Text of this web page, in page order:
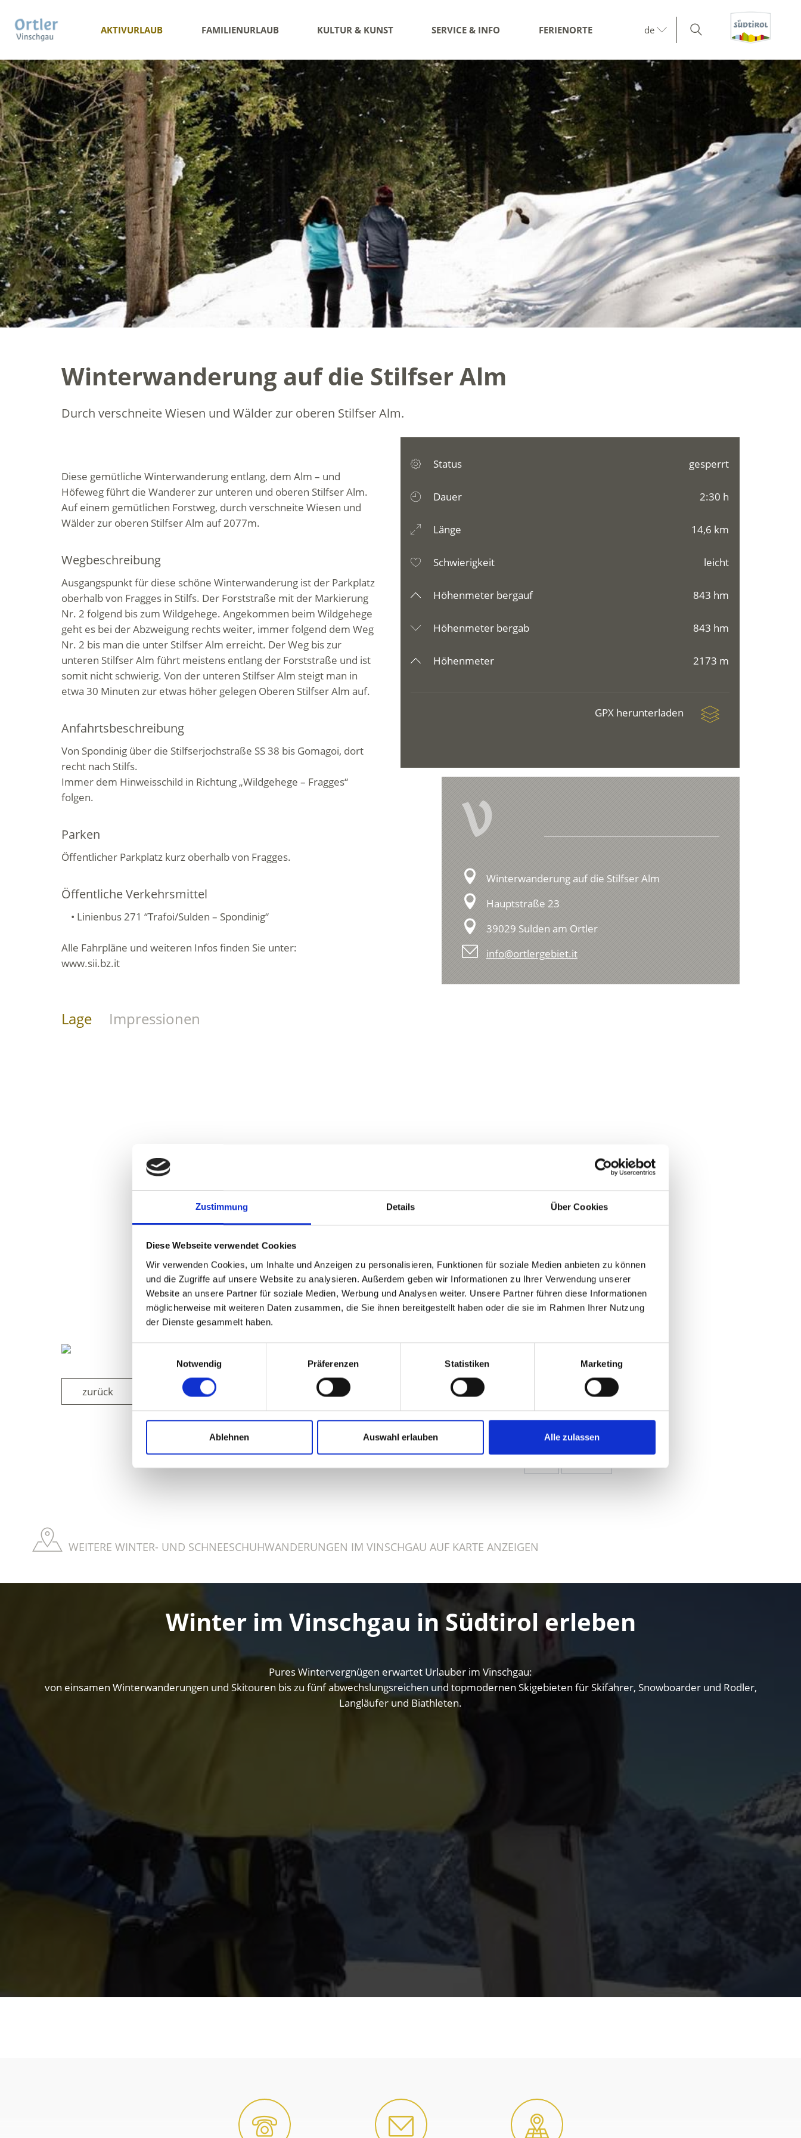
Zustimmung Details Über Cookies
Diese Webseite verwendet Cookies
Wir verwenden Cookies, um Inhalte und Anzeigen zu personalisieren, Funktionen für soziale Medien anbieten zu können
und die Zugriffe auf unsere Website zu analysieren. Außerdem geben wir Informationen zu Ihrer Verwendung unserer
Website an unsere Partner für soziale Medien, Werbung und Analysen weiter. Unsere Partner führen diese Informationen
möglicherweise mit weiteren Daten zusammen, die Sie ihnen bereitgestellt haben oder die sie im Rahmen Ihrer Nutzung
der Dienste gesammelt haben.
Notwendig
Präferenzen Statistiken Marketing
Ablehnen Auswahl erlauben Alle zulassen
AKTIVURLAUB FAMILIENURLAUB KULTUR & KUNST SERVICE & INFO FERIENORTE de
Winterwanderung auf die Stilfser Alm
Durch verschneite Wiesen und Wälder zur oberen Stilfser Alm.
Diese gemütliche Winterwanderung entlang, dem Alm – und
Höfeweg führt die Wanderer zur unteren und oberen Stilfser Alm.
Auf einem gemütlichen Forstweg, durch verschneite Wiesen und
Wälder zur oberen Stilfser Alm auf 2077m.
Wegbeschreibung
Ausgangspunkt für diese schöne Winterwanderung ist der Parkplatz
oberhalb von Fragges in Stilfs. Der Forststraße mit der Markierung
Nr. 2 folgend bis zum Wildgehege. Angekommen beim Wildgehege
geht es bei der Abzweigung rechts weiter, immer folgend dem Weg
Nr. 2 bis man die unter Stilfser Alm erreicht. Der Weg bis zur
unteren Stilfser Alm führt meistens entlang der Forststraße und ist
somit nicht schwierig. Von der unteren Stilfser Alm steigt man in
etwa 30 Minuten zur etwas höher gelegen Oberen Stilfser Alm auf.
Anfahrtsbeschreibung
Von Spondinig über die Stilfserjochstraße SS 38 bis Gomagoi, dort
recht nach Stilfs.
Immer dem Hinweisschild in Richtung „Wildgehege – Fragges“
folgen.
Parken
Öffentlicher Parkplatz kurz oberhalb von Fragges.
Öffentliche Verkehrsmittel
• Linienbus 271 ‘‘Trafoi/Sulden – Spondinig“
Alle Fahrpläne und weiteren Infos finden Sie unter:
www.sii.bz.it
Status gesperrt
Dauer 2:30 h
Länge 14,6 km
Schwierigkeit leicht
Höhenmeter bergauf 843 hm
Höhenmeter bergab 843 hm
Höhenmeter 2173 m
GPX herunterladen
V
Winterwanderung auf die Stilfser Alm
Hauptstraße 23
39029 Sulden am Ortler
info@ortlergebiet.it
Lage Impressionen
zurück
WAR DER INHALT FÜR SIE HILFREICH? Ja Nein
WEITERE WINTER- UND SCHNEESCHUHWANDERUNGEN IM VINSCHGAU AUF KARTE ANZEIGEN
Winter im Vinschgau in Südtirol erleben
Pures Wintervergnügen erwartet Urlauber im Vinschgau:
von einsamen Winterwanderungen und Skitouren bis zu fünf abwechslungsreichen und topmodernen Skigebieten für Skifahrer, Snowboarder und Rodler,
Langläufer und Biathleten.